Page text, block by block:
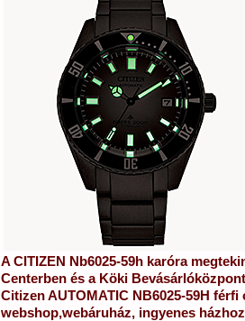
ACITIZEN Nb6025-59h karóra
Centerben és a Köki
Citizen AUTOMATIC NB6025-59H férfi
webshop,webáruház, ingyenes